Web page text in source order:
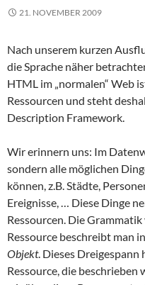
21. NOVEMBER 2009
Nach unserem kurzen
die Sprache näher
HTML im „normalen“ Web
Ressourcen und steht
Description Framework.
Wir erinnern uns: Im
sondern alle möglichen
können, z.B. Städte,
Ereignisse, … Diese Dinge
Ressourcen. Die
Ressource beschreibt man
Objekt. Dieses
Ressource, die beschrieben